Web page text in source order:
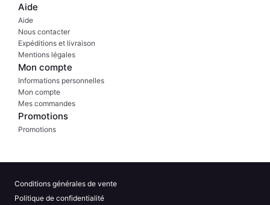
Aide
Aide
Nous contacter
Expéditions et livraison
Mentions légales
Mon compte
Informations personnelles
Mon compte
Mes commandes
Promotions
Promotions
Conditions générales de vente
Politique de confidentialité